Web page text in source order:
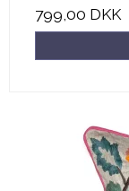
799,00 DKK